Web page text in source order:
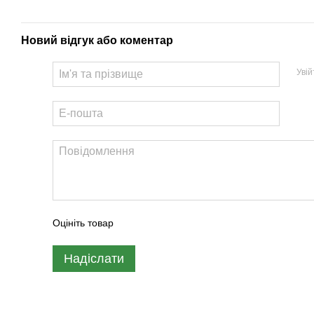
Новий відгук або коментар
Оцініть товар
Надіслати